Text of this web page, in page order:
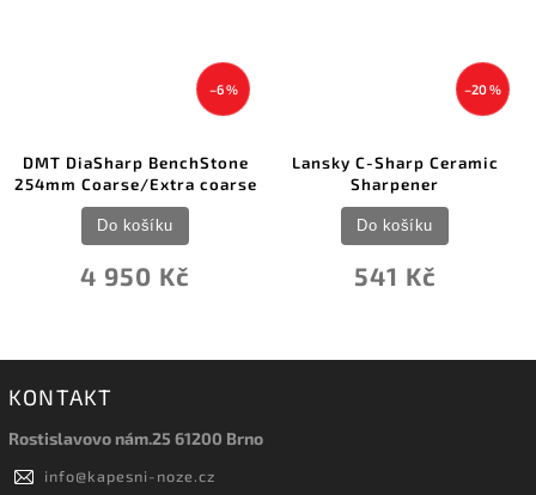
–6 %
DMT DiaSharp BenchStone
254mm Coarse/Extra coarse
4 950 Kč
Do košíku
–20 %
Lansky C-Sharp Ceramic
Sharpener
541 Kč
Do košíku
KONTAKT
Rostislavovo nám.25 61200 Brno
info@kapesni-noze.cz